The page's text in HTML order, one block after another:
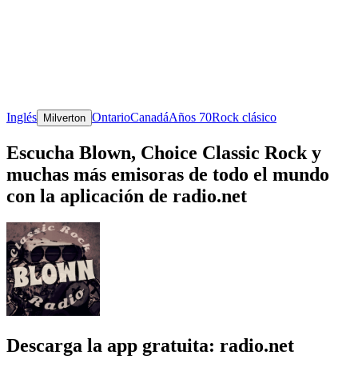
Inglés Milverton OntarioCanadáAños 70Rock clásico
Escucha Blown, Choice Classic Rock y
muchas más emisoras de todo el mundo
con la aplicación de radio.net
Descarga la app gratuita: radio.net